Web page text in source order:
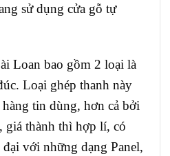
sử dụng cửa gỗ tự
Loan bao gồm 2 loại là
Loại ghép thanh này
tin dùng, hơn cả bởi
giá thành thì hợp lí, có
với những dạng Panel,